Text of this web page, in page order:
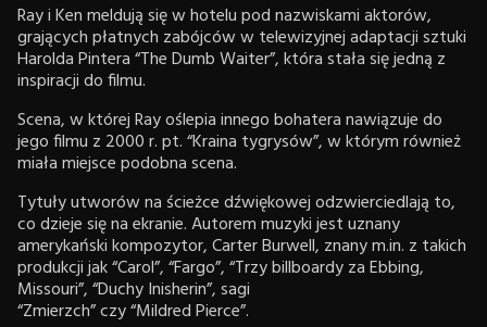
Ray i Ken meldują się w hotelu pod nazwiskami aktorów,
grających płatnych zabójców w telewizyjnej adaptacji sztuki
Harolda Pintera “The Dumb Waiter”, która stała się jedną z
inspiracji do filmu.
Scena, w której Ray oślepia innego bohatera nawiązuje do
jego filmu z 2000 r. pt. “Kraina tygrysów”, w którym również
miała miejsce podobna scena.
Tytuły utworów na ścieżce dźwiękowej odzwierciedlają to,
co dzieje się na ekranie. Autorem muzyki jest uznany
amerykański kompozytor, Carter Burwell, znany m.in. z takich
produkcji jak “Carol”, “Fargo”, “Trzy billboardy za Ebbing,
Missouri”, “Duchy Inisherin”, sagi
“Zmierzch” czy “Mildred Pierce”.